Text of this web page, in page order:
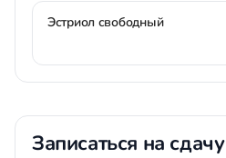
Эстриол свободный
Записаться на сдачу